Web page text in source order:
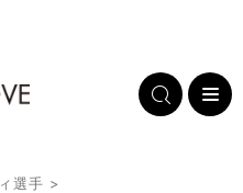
選手 >